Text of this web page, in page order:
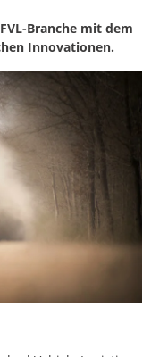
Branche mit dem
Innovationen.